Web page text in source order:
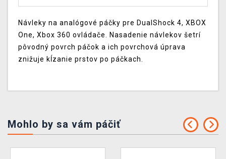
Návleky na analógové páčky pre DualShock 4, XBOX
One, Xbox 360 ovládače. Nasadenie návlekov šetrí
pôvodný povrch páčok a ich povrchová úprava
znižuje kĺzanie prstov po páčkach.
Mohlo by sa vám páčiť